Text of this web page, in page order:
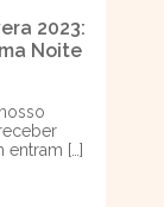
2023:
Noite
entram […]